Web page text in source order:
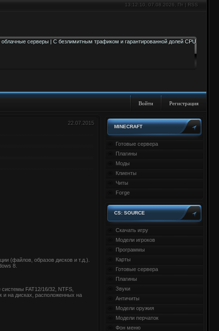
13:12:11 , 07.08.2026, Пт | RSS
Войти Регистрация
MINECRAFT
Готовые сервера
Плагины
Моды
Клиенты
Читы
Forge
CS: SOURCE
Скачать игру
Модели игроков
Программы
Карты
Готовые сервера
Плагины
Звуки
Античиты
Модели оружия
Модели перчаток
Фон меню
22.07.2015
(файлов, образов дисков и т.д.).
8.
FAT12/16/32, NTFS,
и на дисках, расположенных на